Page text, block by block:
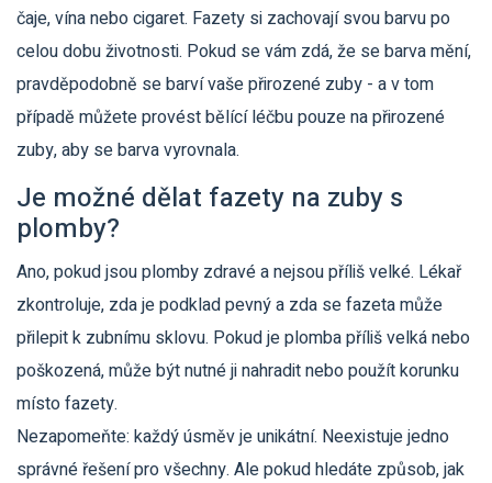
čaje, vína nebo cigaret. Fazety si zachovají svou barvu po
celou dobu životnosti. Pokud se vám zdá, že se barva mění,
pravděpodobně se barví vaše přirozené zuby - a v tom
případě můžete provést bělící léčbu pouze na přirozené
zuby, aby se barva vyrovnala.
Je možné dělat fazety na zuby s
plomby?
Ano, pokud jsou plomby zdravé a nejsou příliš velké. Lékař
zkontroluje, zda je podklad pevný a zda se fazeta může
přilepit k zubnímu sklovu. Pokud je plomba příliš velká nebo
poškozená, může být nutné ji nahradit nebo použít korunku
místo fazety.
Nezapomeňte: každý úsměv je unikátní. Neexistuje jedno
správné řešení pro všechny. Ale pokud hledáte způsob, jak